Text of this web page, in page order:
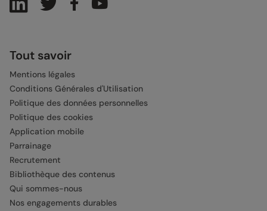
Tout savoir
Mentions légales
Conditions Générales d'Utilisation
Politique des données personnelles
Politique des cookies
Application mobile
Parrainage
Recrutement
Bibliothèque des contenus
Qui sommes-nous
Nos engagements durables